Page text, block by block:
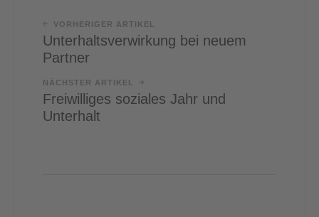
VORHERIGER ARTIKEL
Unterhaltsverwirkung bei neuem
Partner
NÄCHSTER ARTIKEL
Freiwilliges soziales Jahr und
Unterhalt